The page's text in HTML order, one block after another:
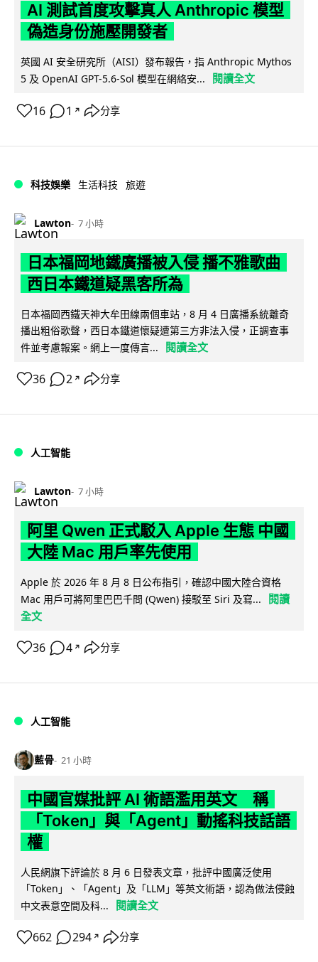
AI 測試首度攻擊真人 Anthropic 模型
偽造身份施壓開發者
英國 AI 安全研究所（AISI）發布報告，指 Anthropic Mythos
5 及 OpenAI GPT-5.6-Sol 模型在網絡安...
閱讀全文
16 1 ↗ 分享
科技娛樂 生活科技 旅遊
Lawton 7 小時
日本福岡地鐵廣播被入侵 播不雅歌曲
西日本鐵道疑黑客所為
日本福岡西鐵天神大牟田線兩個車站，8 月 4 日廣播系統離奇
播出粗俗歌聲，西日本鐵道懷疑遭第三方非法入侵，正調查事
件並考慮報案。網上一度傳言...
閱讀全文
36 2 ↗ 分享
人工智能
Lawton 7 小時
阿里 Qwen 正式駁入 Apple 生態 中國
大陸 Mac 用戶率先使用
Apple 於 2026 年 8 月 8 日公布指引，確認中國大陸合資格
Mac 用戶可將阿里巴巴千問 (Qwen) 接駁至 Siri 及寫...
閱讀
全文
36 4 ↗ 分享
人工智能
藍骨 21 小時
中國官媒批評 AI 術語濫用英文 稱
「Token」與「Agent」動搖科技話語
權
人民網旗下評論於 8 月 6 日發表文章，批評中國廣泛使用
「Token」、「Agent」及「LLM」等英文術語，認為做法侵蝕
中文表意空間及科...
閱讀全文
662 294 ↗ 分享